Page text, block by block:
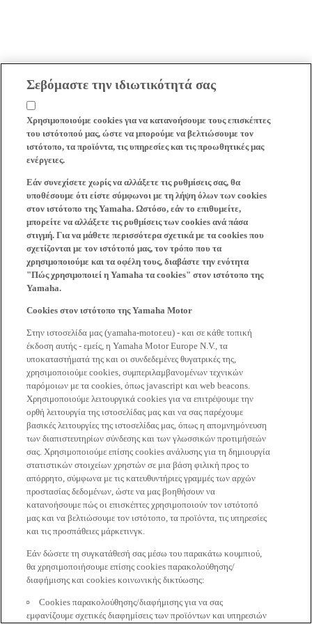
Σεβόμαστε την ιδιωτικότητά σας
Χρησιμοποιούμε cookies για να κατανοήσουμε τους επισκέπτες
του ιστότοπού μας, ώστε να μπορούμε να βελτιώσουμε τον
ιστότοπο, τα προϊόντα, τις υπηρεσίες και τις προωθητικές μας
ενέργειες.
Εάν συνεχίσετε χωρίς να αλλάξετε τις ρυθμίσεις σας, θα
υποθέσουμε ότι είστε σύμφωνοι με τη λήψη όλων των cookies
στον ιστότοπο της Yamaha. Ωστόσο, εάν το επιθυμείτε,
μπορείτε να αλλάξετε τις ρυθμίσεις των cookies ανά πάσα
στιγμή. Για να μάθετε περισσότερα σχετικά με τα cookies που
σχετίζονται με τον ιστότοπό μας, τον τρόπο που τα
χρησιμοποιούμε και τα οφέλη τους, διαβάστε την ενότητα
"Πώς χρησιμοποιεί η Yamaha τα cookies" στον ιστότοπο της
Yamaha.
Cookies στον ιστότοπο της Yamaha Motor
Στην ιστοσελίδα μας (yamaha-motor.eu) - και σε κάθε τοπική
έκδοση αυτής - εμείς, η Yamaha Motor Europe N.V., τα
υποκαταστήματά της και οι συνδεδεμένες θυγατρικές της,
χρησιμοποιούμε cookies, συμπεριλαμβανομένων τεχνικών
παρόμοιων με τα cookies, όπως javascript και web beacons.
Χρησιμοποιούμε λειτουργικά cookies για να επιτρέψουμε την
ορθή λειτουργία της ιστοσελίδας μας και να σας παρέχουμε
βασικές λειτουργίες της ιστοσελίδας μας, όπως η απομνημόνευση
των διαπιστευτηρίων σύνδεσης και των γλωσσικών προτιμήσεών
σας. Χρησιμοποιούμε επίσης cookies ανάλυσης για τη δημιουργία
στατιστικών στοιχείων χρηστών σε μια βάση φιλική προς το
απόρρητο, σύμφωνα με τις κατευθυντήριες γραμμές των αρχών
προστασίας δεδομένων, ώστε να μας βοηθήσουν να
κατανοήσουμε πώς οι επισκέπτες χρησιμοποιούν τον ιστότοπό
μας και να βελτιώσουμε τον ιστότοπο, τα προϊόντα, τις υπηρεσίες
και τις προσπάθειες μάρκετινγκ.
Εάν δώσετε τη συγκατάθεσή σας μέσω του παρακάτω κουμπιού,
θα χρησιμοποιήσουμε επίσης cookies παρακολούθησης/
διαφήμισης και cookies κοινωνικής δικτύωσης:
Cookies παρακολούθησης/διαφήμισης για να σας
εμφανίζουμε σχετικές διαφημίσεις των προϊόντων και υπηρεσιών